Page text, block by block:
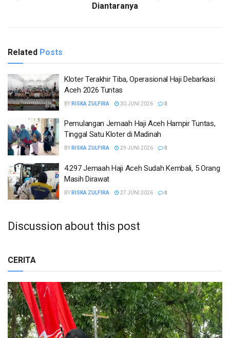
Diantaranya
Related Posts
Kloter Terakhir Tiba, Operasional Haji Debarkasi
Aceh 2026 Tuntas
BY RISKA ZULFIRA 30 JUNI 2026 0
Pemulangan Jemaah Haji Aceh Hampir Tuntas,
Tinggal Satu Kloter di Madinah
BY RISKA ZULFIRA 29 JUNI 2026 0
4.297 Jemaah Haji Aceh Sudah Kembali, 5 Orang
Masih Dirawat
BY RISKA ZULFIRA 27 JUNI 2026 0
Discussion about this post
CERITA